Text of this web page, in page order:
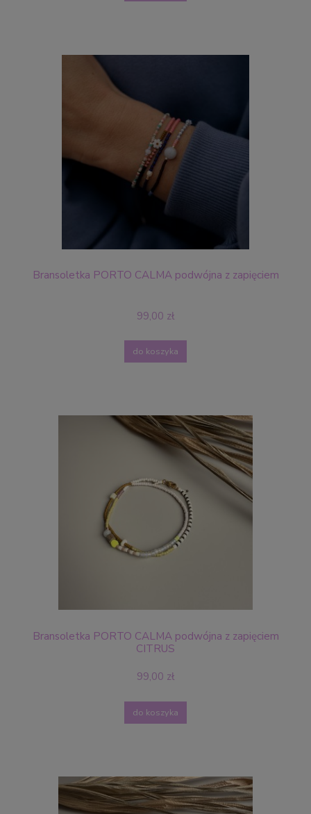
Bransoletka PORTO CALMA podwójna z zapięciem
99,00 zł
do koszyka
Bransoletka PORTO CALMA podwójna z zapięciem
CITRUS
99,00 zł
do koszyka